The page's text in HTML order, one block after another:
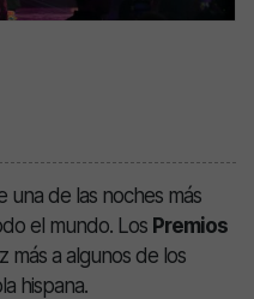
de las noches más
el mundo. Los Premios
más a algunos de los
hispana.